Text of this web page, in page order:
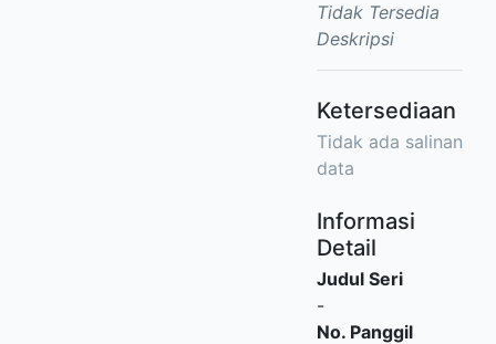
Tidak Tersedia
Deskripsi
Ketersediaan
Tidak ada salinan
data
Informasi
Detail
Judul Seri
-
No. Panggil